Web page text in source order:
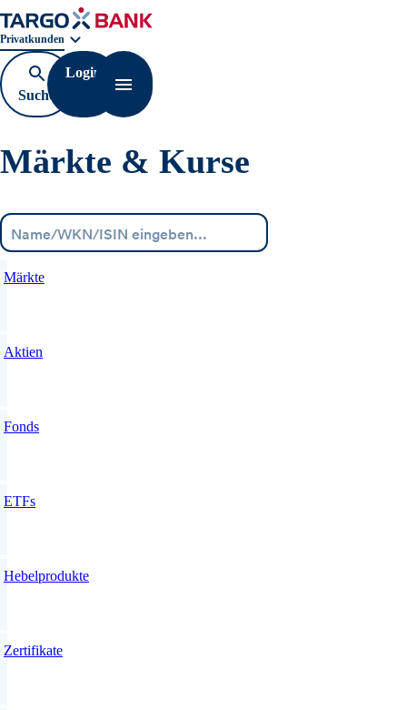
Geschäftsbereichnavigation. Aktuelle Auswahl:
Privatkunden
Suche
öffnen
Login
Navigation öffnen
Märkte & Kurse
Märkte
Aktien
Fonds
ETFs
Hebelprodukte
Zertifikate